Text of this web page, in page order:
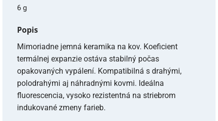
6 g
Popis
Mimoriadne jemná keramika na kov. Koeficient
termálnej expanzie ostáva stabilný počas
opakovaných vypálení. Kompatibilná s drahými,
polodrahými aj náhradnými kovmi. Ideálna
fluorescencia, vysoko rezistentná na striebrom
indukované zmeny farieb.